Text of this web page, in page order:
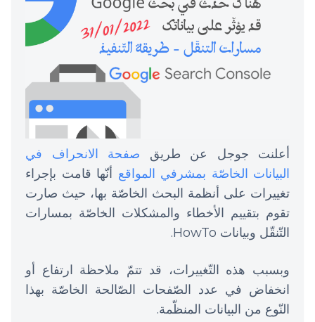
أعلنت جوجل عن طريق صفحة الانحراف في
البيانات الخاصّة بمشرفي المواقع أنّها قامت بإجراء
تغييرات على أنظمة البحث الخاصّة بها، حيث صارت
تقوم بتقييم الأخطاء والمشكلات الخاصّة بمسارات
التّنقّل وبيانات HowTo.
وبسبب هذه التّغييرات، قد تتمّ ملاحظة ارتفاع أو
انخفاض في عدد الصّفحات الصّالحة الخاصّة بهذا
النّوع من البيانات المنظّمة.